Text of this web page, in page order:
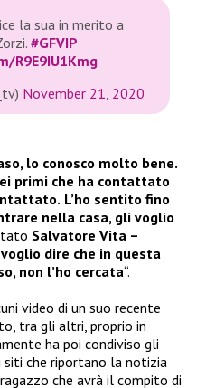
la sua in merito a
#GFVIP
R9E9IU1Kmg
November 21, 2020
lo conosco molto bene.
primi che ha contattato
L’ho sentito fino
nella casa, gli voglio
Salvatore Vita –
dire che in questa
non l’ho cercata“.
video di un suo recente
tra gli altri, proprio in
ha poi condiviso gli
siti che riportano la notizia
che avrà il compito di